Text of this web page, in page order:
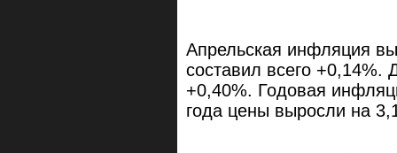
Апрельская инфляция
составил всего
+0,40%. Годовая
года цены выросли на